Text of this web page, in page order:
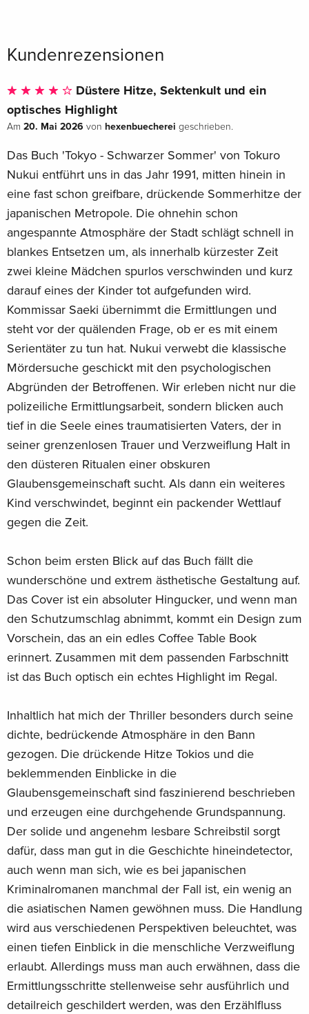
Zerbrechlichkeit der menschlichen Seele schonungslos
»Die sorgfältige Konstruktion eines Locked Room Mystery
wie aus dem Goldenen Zeitalter des Detektivromans,
komplett mit raffiniert in den Text eingewobenen Hinweisen«
Vorwort
Die Thriller-Sensation aus Japan
Kundenrezensionen
Düstere Hitze, Sektenkult und ein
optisches Highlight
Am 20. Mai 2026 von hexenbuecherei geschrieben.
Das Buch 'Tokyo - Schwarzer Sommer' von Tokuro
Nukui entführt uns in das Jahr 1991, mitten hinein in
eine fast schon greifbare, drückende Sommerhitze der
japanischen Metropole. Die ohnehin schon
angespannte Atmosphäre der Stadt schlägt schnell in
blankes Entsetzen um, als innerhalb kürzester Zeit
zwei kleine Mädchen spurlos verschwinden und kurz
darauf eines der Kinder tot aufgefunden wird.
Kommissar Saeki übernimmt die Ermittlungen und
steht vor der quälenden Frage, ob er es mit einem
Serientäter zu tun hat. Nukui verwebt die klassische
Mördersuche geschickt mit den psychologischen
Abgründen der Betroffenen. Wir erleben nicht nur die
polizeiliche Ermittlungsarbeit, sondern blicken auch
tief in die Seele eines traumatisierten Vaters, der in
seiner grenzenlosen Trauer und Verzweiflung Halt in
den düsteren Ritualen einer obskuren
Glaubensgemeinschaft sucht. Als dann ein weiteres
Kind verschwindet, beginnt ein packender Wettlauf
gegen die Zeit.
Schon beim ersten Blick auf das Buch fällt die
wunderschöne und extrem ästhetische Gestaltung auf.
Das Cover ist ein absoluter Hingucker, und wenn man
den Schutzumschlag abnimmt, kommt ein Design zum
Vorschein, das an ein edles Coffee Table Book
erinnert. Zusammen mit dem passenden Farbschnitt
ist das Buch optisch ein echtes Highlight im Regal.
Inhaltlich hat mich der Thriller besonders durch seine
dichte, bedrückende Atmosphäre in den Bann
gezogen. Die drückende Hitze Tokios und die
beklemmenden Einblicke in die
Glaubensgemeinschaft sind faszinierend beschrieben
und erzeugen eine durchgehende Grundspannung.
Der solide und angenehm lesbare Schreibstil sorgt
dafür, dass man gut in die Geschichte hineindetector,
auch wenn man sich, wie es bei japanischen
Kriminalromanen manchmal der Fall ist, ein wenig an
die asiatischen Namen gewöhnen muss. Die Handlung
wird aus verschiedenen Perspektiven beleuchtet, was
einen tiefen Einblick in die menschliche Verzweiflung
erlaubt. Allerdings muss man auch erwähnen, dass die
Ermittlungsschritte stellenweise sehr ausführlich und
detailreich geschildert werden, was den Erzählfluss